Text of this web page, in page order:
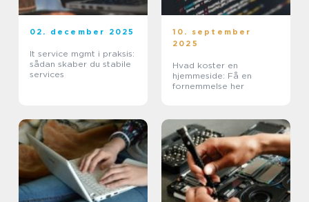
02. december 2025
It service mgmt i praksis:
sådan skaber du stabile
services
10. september
2025
Hvad koster en
hjemmeside: Få en
fornemmelse her